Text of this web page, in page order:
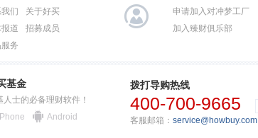
们
关于好买
道
招募成员
务
申请加入对冲梦工厂
加入臻财俱乐部
基金
人士的必备理财软件！
Android
拨打导购热线
400-700-9665
客服邮箱： service@howbuy.com